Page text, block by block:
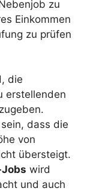
zu
Einkommen
zu prüfen
die
erstellenden
dass die
von
übersteigt.
wird
und auch